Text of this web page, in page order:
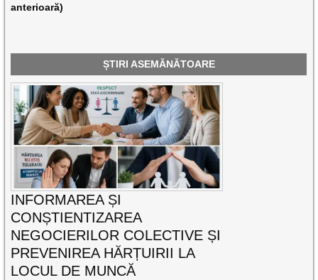
anterioară)
ȘTIRI ASEMĂNĂTOARE
INFORMAREA ȘI
CONȘTIENTIZAREA
NEGOCIERILOR COLECTIVE ȘI
PREVENIREA HĂRȚUIRII LA
LOCUL DE MUNCĂ